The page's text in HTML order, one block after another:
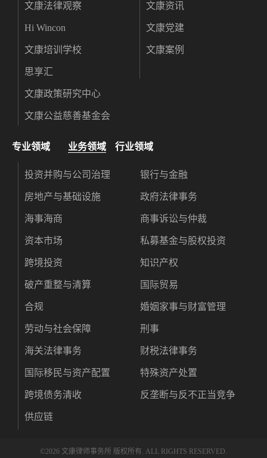
文康法律观察
Hi Wincon
文康培训学校
思享汇
文康政策研究中心
文康公益慈善基金会
专业领域 业务领域 行业领域
投资并购与公司治理 银行与金融
房地产与基础设施 政府法律事务
海事海商 商事诉讼与仲裁
资本市场 私募基金与股权投资
跨境投资 知识产权
破产重整与清算 国际贸易
合规 婚姻家事与财富管理
劳动与社会保障 刑事
海关法律事务 财税法律事务
国际移民与资产配置 特殊资产处置
跨境债务清收 反垄断与反不正当竞争
供应链
文康资讯
文康党建
文康案例
©2026 文康律师事务所 版权所有. ALL RIGHTS RESERVED.